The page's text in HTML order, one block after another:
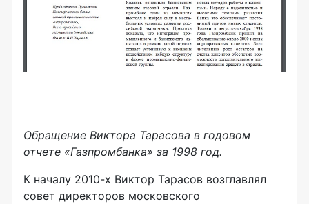
Обращение Виктора Тарасова в годовом
отчете «Газпромбанка» за 1998 год.
К началу 2010-х Виктор Тарасов возглавлял
совет директоров московского